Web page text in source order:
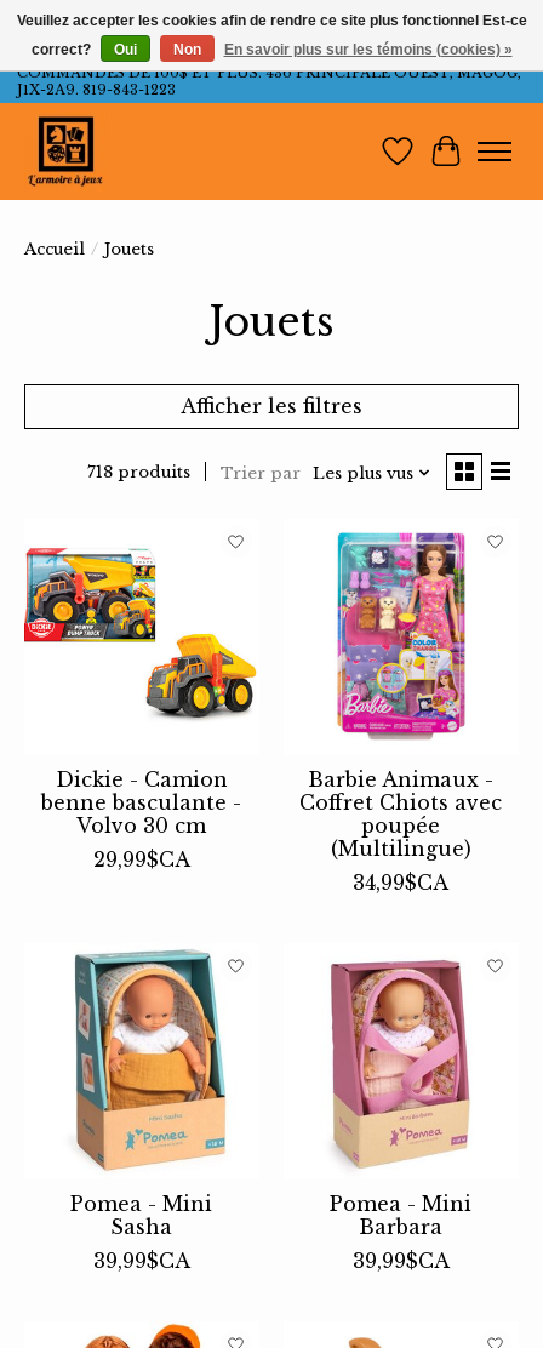
LIVRAISON GRATUITE AU QUÉBEC ET ONTARIO POUR LES
COMMANDES DE 100$ ET PLUS. 436 PRINCIPALE OUEST, MAGOG,
J1X-2A9. 819-843-1223
Liste dePanier
Accueil / Jouets
Jouets
Afficher les filtres
718 produits Trier par Les plus vus
Dickie - Camion
benne basculante -
Volvo 30 cm
29,99$CA
Barbie Animaux -
Coffret Chiots avec
poupée
(Multilingue)
34,99$CA
Pomea - Mini
Sasha
39,99$CA
Pomea - Mini
Barbara
39,99$CA
Veuillez accepter les cookies afin de rendre ce site plus fonctionnel Est-ce
correct?
Oui Non En savoir plus sur les témoins (cookies) »